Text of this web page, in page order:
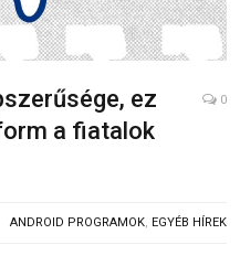
ez
a fiatalok
0
ANDROID PROGRAMOK, EGYÉB HÍREK